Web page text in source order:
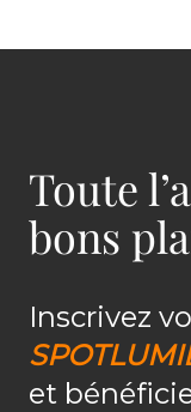
Toute
bons
Inscrivez
et